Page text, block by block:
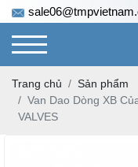
Trang chủ
Sản phẩm
Van Dao Dòng XB
VALVES